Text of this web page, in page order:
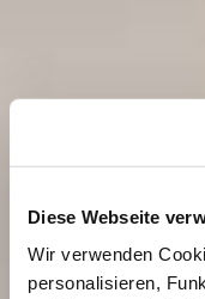
Diese Webseite
Wir verwenden
personalisieren,